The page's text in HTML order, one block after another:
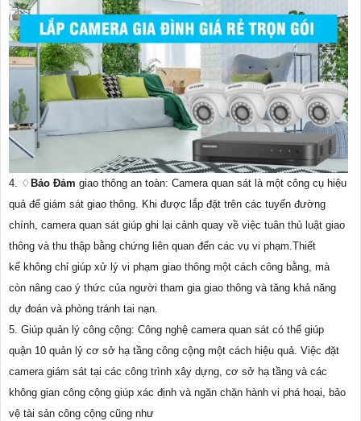
4. ♢ Bảo Đảm giao thông an toàn: Camera quan sát là một công cụ hiệu
quả để giám sát giao thông. Khi được lắp đặt trên các tuyến đường
chính, camera quan sát giúp ghi lại cảnh quay về việc tuân thủ luật giao
thông và thu thập bằng chứng liên quan đến các vụ vi phạm.Thiết
kế không chỉ giúp xử lý vi phạm giao thông một cách công bằng, mà
còn nâng cao ý thức của người tham gia giao thông và tăng khả năng
dự đoán và phòng tránh tai nạn.
5. Giúp quản lý công cộng: Công nghệ camera quan sát có thể giúp
quận 10 quản lý cơ sở hạ tầng công cộng một cách hiệu quả. Việc đặt
camera giám sát tại các công trình xây dựng, cơ sở hạ tầng và các
không gian công cộng giúp xác định và ngăn chặn hành vi phá hoại, bảo
vệ tài sản công cộng cũng như